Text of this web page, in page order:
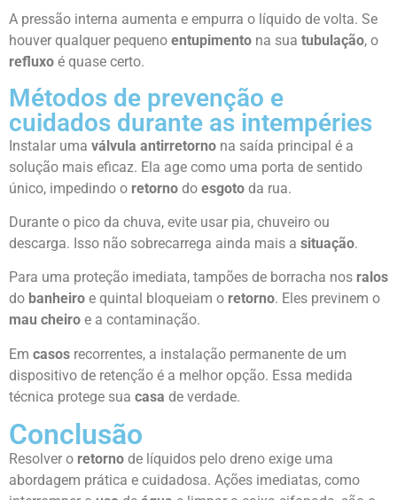
A pressão interna aumenta e empurra o líquido de volta. Se
houver qualquer pequeno entupimento na sua tubulação, o
refluxo é quase certo.
Métodos de prevenção e
cuidados durante as intempéries
Instalar uma válvula antirretorno na saída principal é a
solução mais eficaz. Ela age como uma porta de sentido
único, impedindo o retorno do esgoto da rua.
Durante o pico da chuva, evite usar pia, chuveiro ou
descarga. Isso não sobrecarrega ainda mais a situação.
Para uma proteção imediata, tampões de borracha nos ralos
do banheiro e quintal bloqueiam o retorno. Eles previnem o
mau cheiro e a contaminação.
Em casos recorrentes, a instalação permanente de um
dispositivo de retenção é a melhor opção. Essa medida
técnica protege sua casa de verdade.
Conclusão
Resolver o retorno de líquidos pelo dreno exige uma
abordagem prática e cuidadosa. Ações imediatas, como